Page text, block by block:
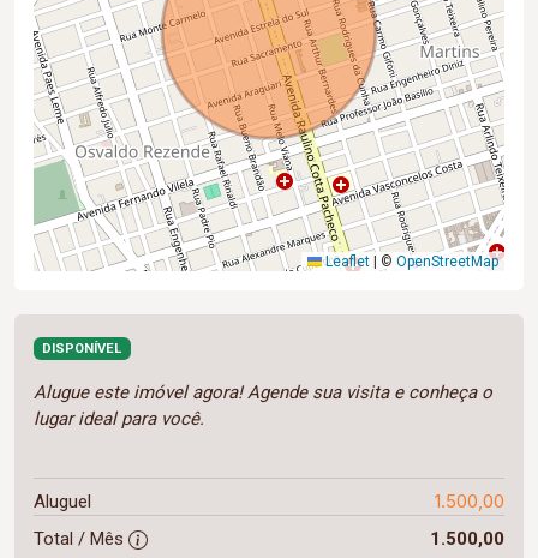
Leaflet | © OpenStreetMap
DISPONÍVEL
Alugue este imóvel agora! Agende sua visita e conheça o
lugar ideal para você.
Aluguel 1.500,00
Total / Mês 1.500,00